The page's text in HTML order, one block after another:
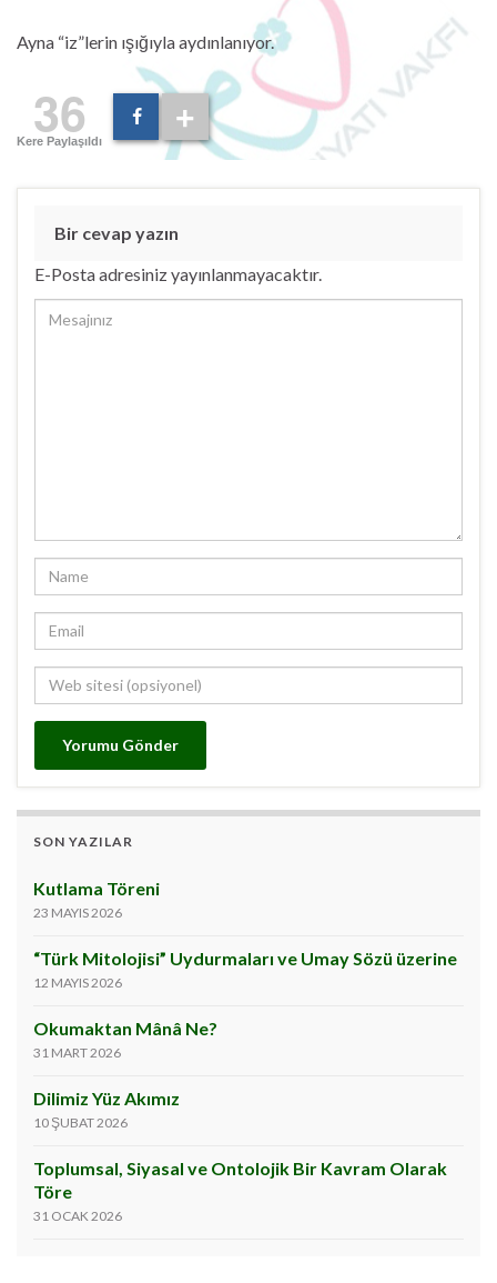
Ayna “iz”lerin ışığıyla aydınlanıyor.
36
Kere Paylaşıldı
Bir cevap yazın
E-Posta adresiniz yayınlanmayacaktır.
SON YAZILAR
Kutlama Töreni
23 MAYIS 2026
“Türk Mitolojisi” Uydurmaları ve Umay Sözü üzerine
12 MAYIS 2026
Okumaktan Mânâ Ne?
31 MART 2026
Dilimiz Yüz Akımız
10 ŞUBAT 2026
Toplumsal, Siyasal ve Ontolojik Bir Kavram Olarak
Töre
31 OCAK 2026